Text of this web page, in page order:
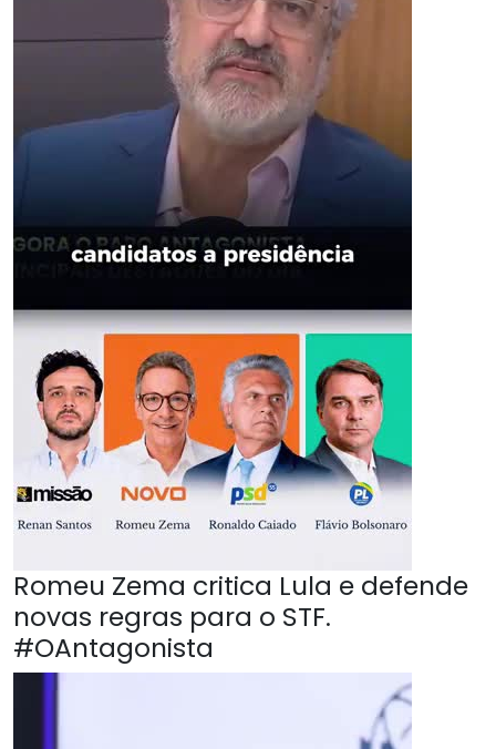
Romeu Zema critica Lula e defende
novas regras para o STF.
#OAntagonista